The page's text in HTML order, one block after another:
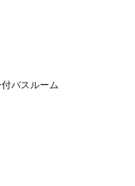
バスルーム